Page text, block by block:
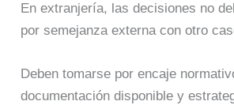
En extranjería, las decisiones no
por semejanza externa con otro
Deben tomarse por encaje
documentación disponible y